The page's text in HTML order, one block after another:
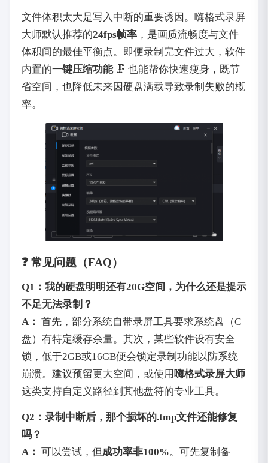
文件体积太大是写入中断的重要诱因。嗨格式录屏
大师默认推荐的24fps帧率，是画质流畅度与文件
体积间的最佳平衡点。即便录制完文件过大，软件
内置的一键压缩功能🗜️ 也能帮你快速瘦身，既节
省空间，也降低未来因硬盘满载导致录制失败的概
率。
❓ 常见问题（FAQ）
Q1：我的硬盘明明还有20G空间，为什么还是提示
不足无法录制？
A： 首先，部分系统自带录屏工具要求系统盘（C
盘）有特定缓存余量。其次，某些软件设有安全
锁，低于2GB或16GB便会锁定录制功能以防系统
崩溃。建议预留更大空间，或使用 嗨格式录屏大师
这类支持自定义路径到其他盘符的专业工具。
Q2：录制中断后，那个损坏的.tmp文件还能修复
吗？
A： 可以尝试，但成功率非100%。可先复制备